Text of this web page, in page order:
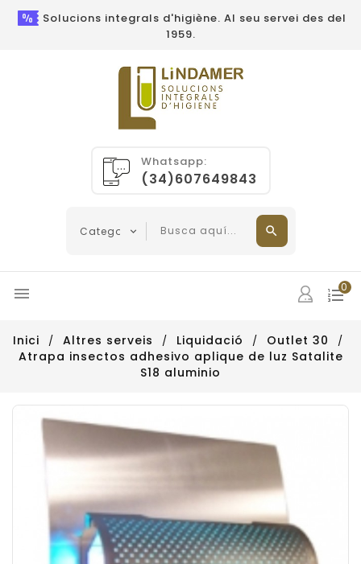
Solucions integrals d'higiène. Al seu servei des del
1959.
Whatsapp:
(34)607649843
 0
Inici Altres serveis Liquidació
Outlet 30
Atrapa insectos adhesivo aplique de luz Satalite
S18 aluminio